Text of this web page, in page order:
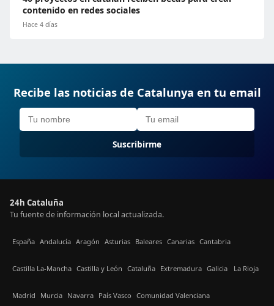
contenido en redes sociales
Hace 4 días
Recibe las noticias de Catalunya en tu email
Suscribirme
24h Cataluña
Tu fuente de información local actualizada.
España Andalucía Aragón Asturias Baleares Canarias Cantabria
Castilla La-Mancha Castilla y León Cataluña Extremadura Galicia La Rioja
Madrid Murcia Navarra País Vasco Comunidad Valenciana